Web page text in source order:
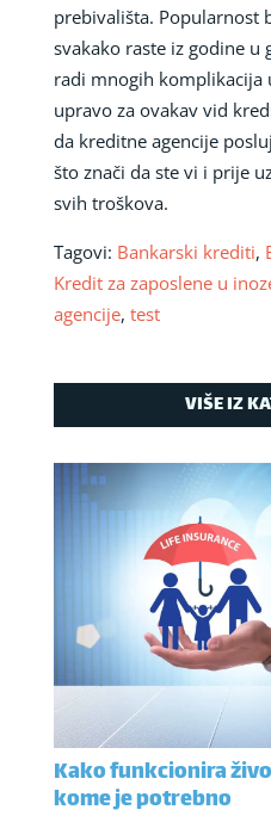
prebivališta. Popularnost
svakako raste iz godine u
radi mnogih komplikacija
upravo za ovakav vid
da kreditne agencije
što znači da ste vi i prije
svih troškova.
Tagovi: Bankarski krediti,
Kredit za zaposlene u
agencije, test
VIŠE IZ
Kako funkcionira
kome je potrebno